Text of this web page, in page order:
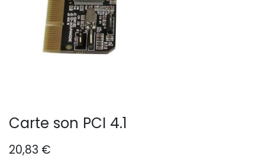
Carte son PCI 4.1
20,83 €